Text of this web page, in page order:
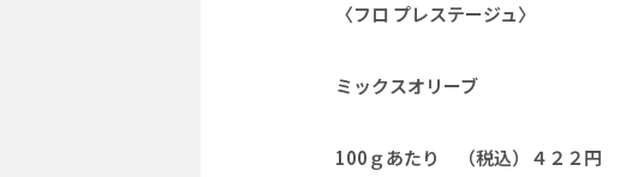
〈フロ プレステージュ〉
ミックスオリーブ
100ｇあたり （税込）４２２円